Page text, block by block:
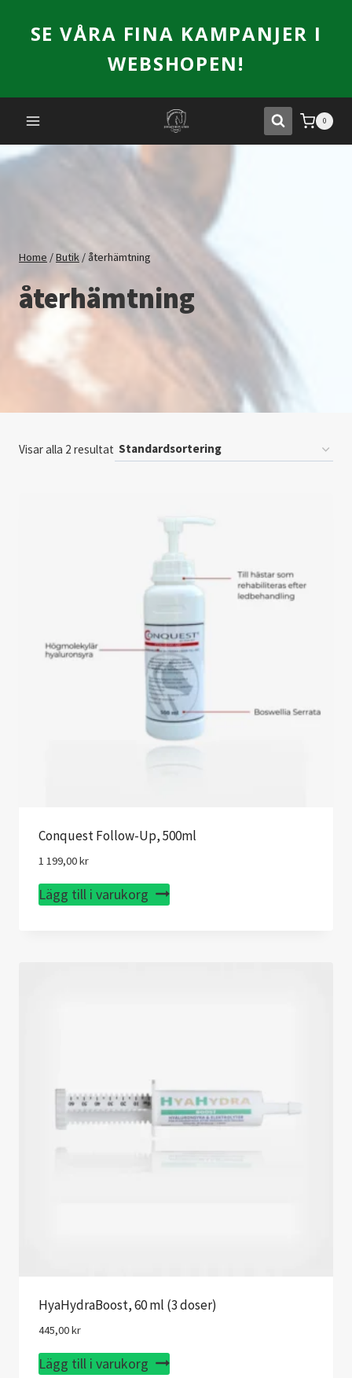
SE VÅRA FINA KAMPANJER I
WEBSHOPEN!
0
Home /Butik /återhämtning
återhämtning
Visar alla 2 resultat
Conquest Follow-Up, 500ml
1 199,00kr
Lägg till i varukorg
HyaHydraBoost, 60 ml (3 doser)
445,00kr
Lägg till i varukorg